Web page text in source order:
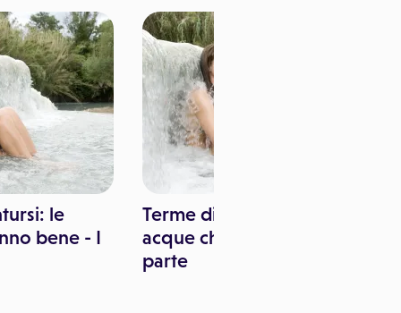
le
bene - I
Terme di Contursi: le
acque che fanno bene - II
parte